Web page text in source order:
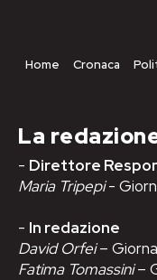
Home Cronaca
La
- Direttore
Maria Tripepi-
- In redazione
David Orfei–
Fatima Tomassini–